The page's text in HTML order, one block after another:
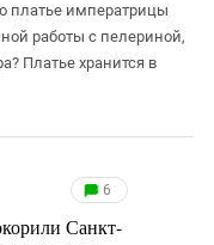
платье императрицы
работы с пелериной,
Платье хранится в
6
Санкт-